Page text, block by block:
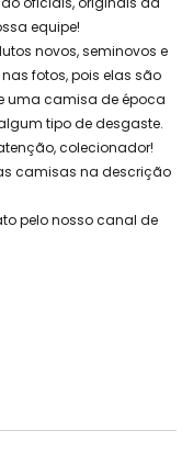
equipe!
novos, seminovos e
fotos, pois elas são
uma camisa de época
tipo de desgaste.
colecionador!
camisas na descrição
pelo nosso canal de